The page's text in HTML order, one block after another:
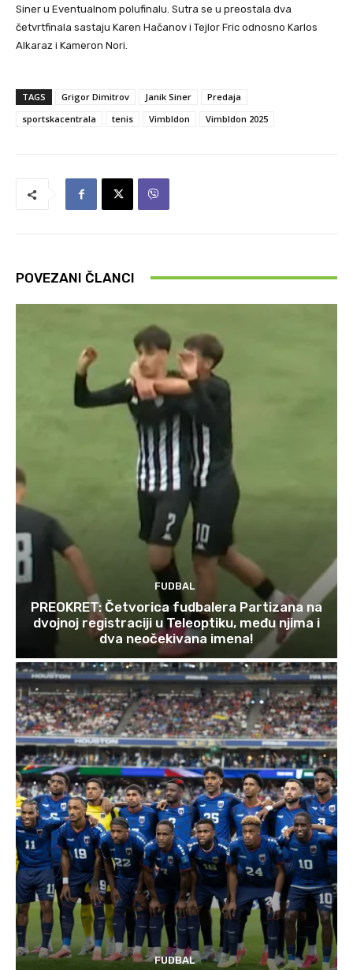
Siner u Eventualnom polufinalu. Sutra se u preostala dva
četvrtfinala sastaju Karen Hačanov i Tejlor Fric odnosno Karlos
Alkaraz i Kameron Nori.
TAGS Grigor Dimitrov Janik Siner
Predaja
sportskacentrala
tenis Vimbldon Vimbldon 2025
POVEZANI ČLANCI
FUDBAL
PREOKRET: Četvorica fudbalera Partizana na
dvojnoj registraciji u Teleoptiku, među njima i
dva neočekivana imena!
FUDBAL